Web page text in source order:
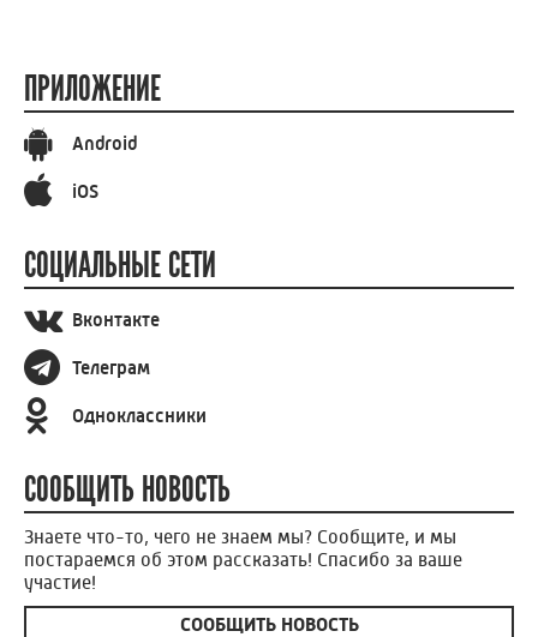
ПРИЛОЖЕНИЕ
Android
iOS
СОЦИАЛЬНЫЕ СЕТИ
Вконтакте
Телеграм
Одноклассники
СООБЩИТЬ НОВОСТЬ
Знаете что-то, чего не знаем мы? Сообщите, и мы
постараемся об этом рассказать! Спасибо за ваше
участие!
СООБЩИТЬ НОВОСТЬ